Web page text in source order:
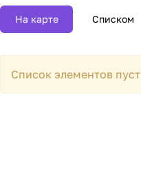
На карте Списком
Список элементов пуст